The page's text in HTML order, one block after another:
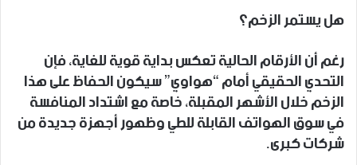
هل يستمر الزخم؟
رغم أن الأرقام الحالية تعكس بداية قوية للغاية، فإن
التحدي الحقيقي أمام “هواوي” سيكون الحفاظ على هذا
الزخم خلال الأشهر المقبلة، خاصة مع اشتداد المنافسة
في سوق الهواتف القابلة للطي وظهور أجهزة جديدة من
شركات كبرى.